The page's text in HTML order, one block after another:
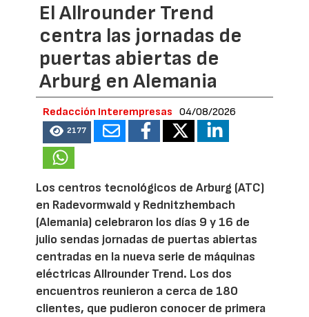
El Allrounder Trend
centra las jornadas de
puertas abiertas de
Arburg en Alemania
Redacción Interempresas 04/08/2026
2177
Los centros tecnológicos de Arburg (ATC)
en Radevormwald y Rednitzhembach
(Alemania) celebraron los días 9 y 16 de
julio sendas jornadas de puertas abiertas
centradas en la nueva serie de máquinas
eléctricas Allrounder Trend. Los dos
encuentros reunieron a cerca de 180
clientes, que pudieron conocer de primera